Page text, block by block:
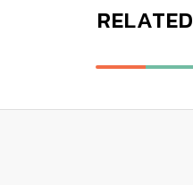
RELATED